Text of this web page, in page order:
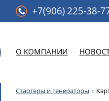
+7(906) 225-38-
О КОМПАНИИ
Стартеры и генераторы